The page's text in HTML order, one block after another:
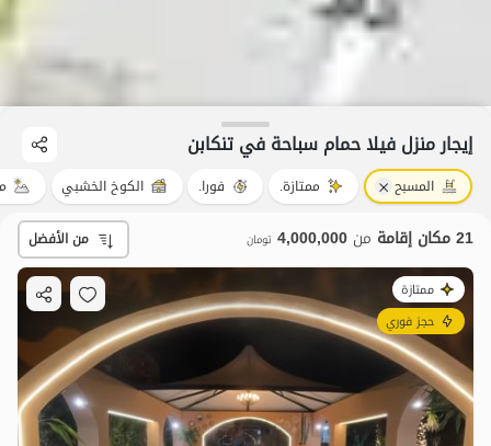
إيجار منزل فيلا حمام سباحة في تنکابن
المسبح ممتازة. فورا. الكوخ الخشبي
21 مكان إقامة من 4,000,000 تومان من الأفضل
ممتازة
حجز فوري